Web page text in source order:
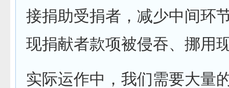
接捐助受捐者，减少中间环
现捐献者款项被侵吞、挪用
实际运作中，我们需要大量